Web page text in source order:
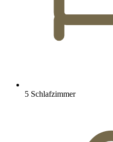
5 Schlafzimmer